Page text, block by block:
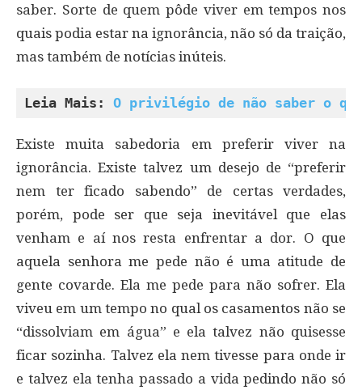
saber. Sorte de quem pôde viver em tempos nos
quais podia estar na ignorância, não só da traição,
mas também de notícias inúteis.
Leia Mais: O privilégio de não saber o
Existe muita sabedoria em preferir viver na
ignorância. Existe talvez um desejo de “preferir
nem ter ficado sabendo” de certas verdades,
porém, pode ser que seja inevitável que elas
venham e aí nos resta enfrentar a dor. O que
aquela senhora me pede não é uma atitude de
gente covarde. Ela me pede para não sofrer. Ela
viveu em um tempo no qual os casamentos não se
“dissolviam em água” e ela talvez não quisesse
ficar sozinha. Talvez ela nem tivesse para onde ir
e talvez ela tenha passado a vida pedindo não só